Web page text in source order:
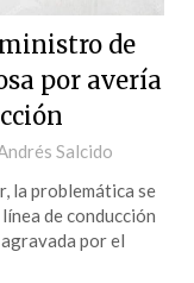
de
por avería
Salcido
la problemática se
de conducción
por el